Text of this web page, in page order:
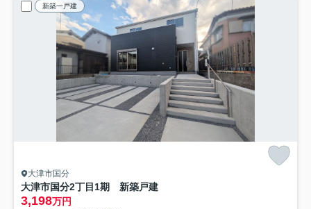
新築一戸建
大津市国分
大津市国分2丁目1期 新築戸建
3,198万円